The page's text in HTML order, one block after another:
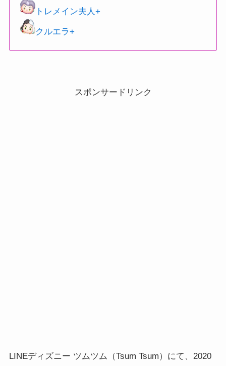
トレメイン夫人+
クルエラ+
スポンサードリンク
LINEディズニー ツムツム（Tsum Tsum）にて、2020